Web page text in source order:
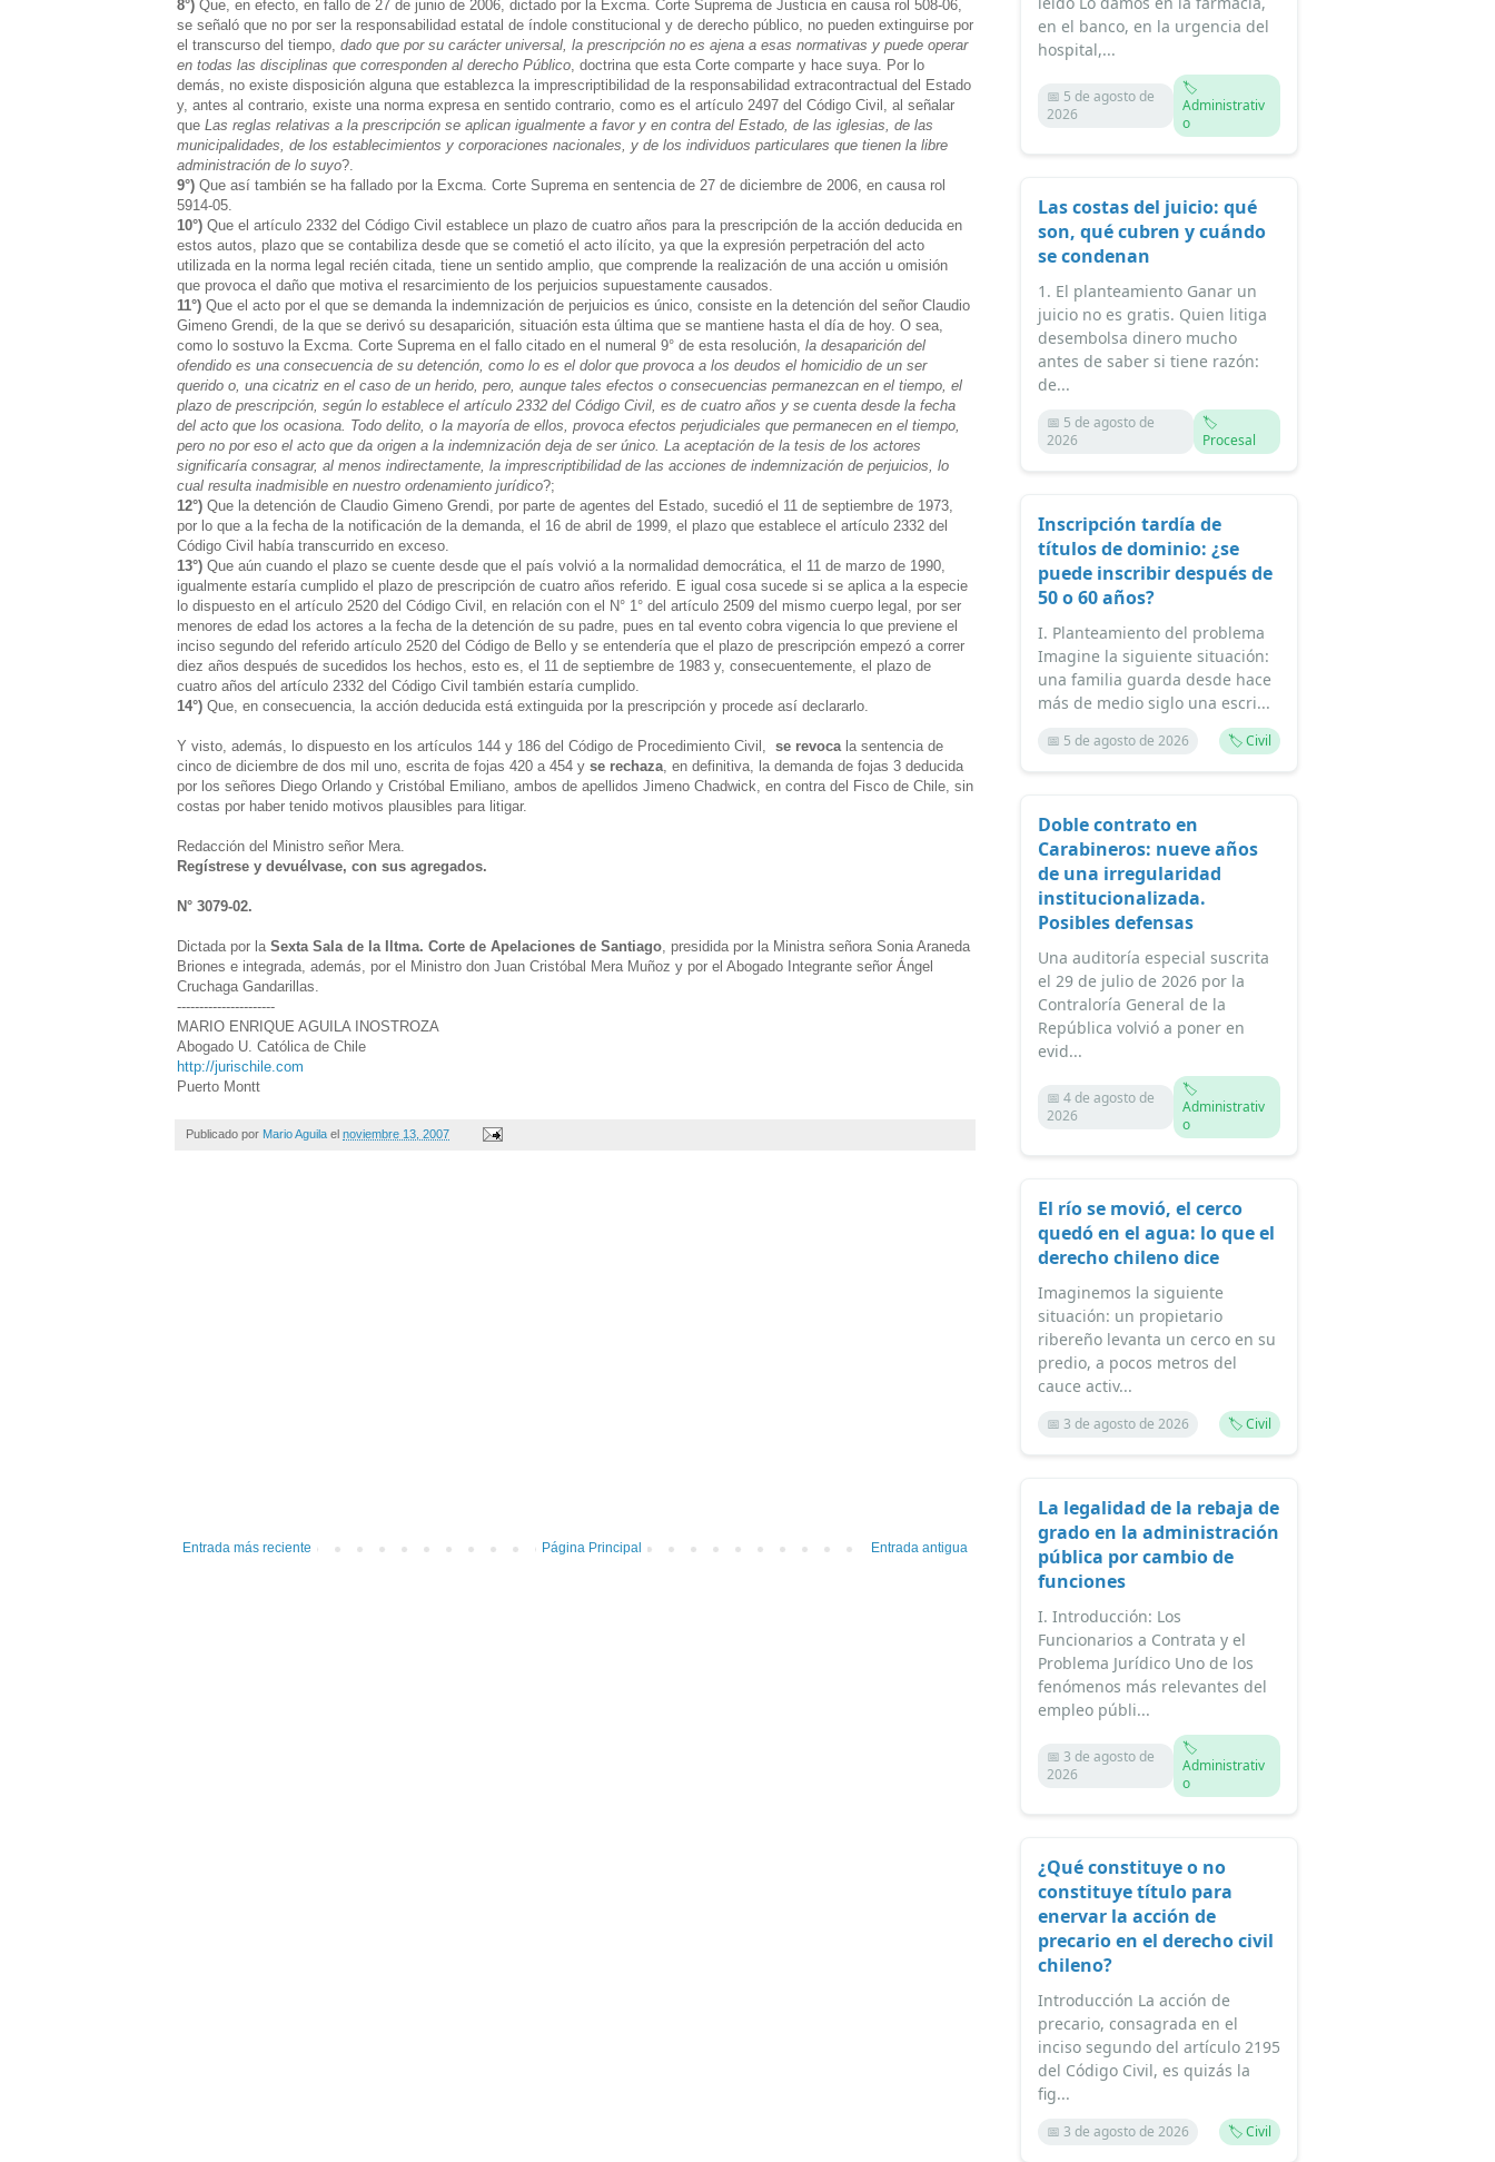
8°) Que, en efecto, en fallo de 27 de junio de 2006, dictado por la Excma. Corte Suprema de Justicia en causa rol 508-06,
se señaló que no por ser la responsabilidad estatal de índole constitucional y de derecho público, no pueden extinguirse por
el transcurso del tiempo, dado que por su carácter universal, la prescripción no es ajena a esas normativas y puede operar
en todas las disciplinas que corresponden al derecho Público , doctrina que esta Corte comparte y hace suya. Por lo
demás, no existe disposición alguna que establezca la imprescriptibilidad de la responsabilidad extracontractual del Estado
y, antes al contrario, existe una norma expresa en sentido contrario, como es el artículo 2497 del Código Civil, al señalar
que Las reglas relativas a la prescripción se aplican igualmente a favor y en contra del Estado, de las iglesias, de las
municipalidades, de los establecimientos y corporaciones nacionales, y de los individuos particulares que tienen la libre
administración de lo suyo?.
9°) Que así también se ha fallado por la Excma. Corte Suprema en sentencia de 27 de diciembre de 2006, en causa rol
5914-05.
10°) Que el artículo 2332 del Código Civil establece un plazo de cuatro años para la prescripción de la acción deducida en
estos autos, plazo que se contabiliza desde que se cometió el acto ilícito, ya que la expresión perpetración del acto
utilizada en la norma legal recién citada, tiene un sentido amplio, que comprende la realización de una acción u omisión
que provoca el daño que motiva el resarcimiento de los perjuicios supuestamente causados.
11°) Que el acto por el que se demanda la indemnización de perjuicios es único, consiste en la detención del señor Claudio
Gimeno Grendi, de la que se derivó su desaparición, situación esta última que se mantiene hasta el día de hoy. O sea,
como lo sostuvo la Excma. Corte Suprema en el fallo citado en el numeral 9° de esta resolución, la desaparición del
ofendido es una consecuencia de su detención, como lo es el dolor que provoca a los deudos el homicidio de un ser
querido o, una cicatriz en el caso de un herido, pero, aunque tales efectos o consecuencias permanezcan en el tiempo, el
plazo de prescripción , según lo establece el artículo 2332 del Código Civil, es de cuatro años y se cuenta desde la fecha
del acto que los ocasiona. Todo delito , o la mayoría de ellos, provoca efectos perjudiciales que permanecen en el tiempo,
pero no por eso el acto que da origen a la indemnización deja de ser único. La aceptación de la tesis de los actores
significaría consagrar, al menos indirectamente, la imprescriptibilidad de las acciones de indemnización de perjuicios, lo
cual resulta inadmisible en nuestro ordenamiento jurídico?;
12°) Que la detención de Claudio Gimeno Grendi, por parte de agentes del Estado, sucedió el 11 de septiembre de 1973,
por lo que a la fecha de la notificación de la demanda, el 16 de abril de 1999, el plazo que establece el artículo 2332 del
Código Civil había transcurrido en exceso.
13°) Que aún cuando el plazo se cuente desde que el país volvió a la normalidad democrática, el 11 de marzo de 1990,
igualmente estaría cumplido el plazo de prescripción de cuatro años referido. E igual cosa sucede si se aplica a la especie
lo dispuesto en el artículo 2520 del Código Civil, en relación con el N° 1° del artículo 2509 del mismo cuerpo legal, por ser
menores de edad los actores a la fecha de la detención de su padre, pues en tal evento cobra vigencia lo que previene el
inciso segundo del referido artículo 2520 del Código de Bello y se entendería que el plazo de prescripción empezó a correr
diez años después de sucedidos los hechos, esto es, el 11 de septiembre de 1983 y, consecuentemente, el plazo de
cuatro años del artículo 2332 del Código Civil también estaría cumplido.
14°) Que, en consecuencia, la acción deducida está extinguida por la prescripción y procede así declararlo.
Y visto, además, lo dispuesto en los artículos 144 y 186 del Código de Procedimiento Civil, se revoca la sentencia de
cinco de diciembre de dos mil uno, escrita de fojas 420 a 454 y se rechaza , en definitiva, la demanda de fojas 3 deducida
por los señores Diego Orlando y Cristóbal Emiliano, ambos de apellidos Jimeno Chadwick, en contra del Fisco de Chile, sin
costas por haber tenido motivos plausibles para litigar.
Redacción del Ministro señor Mera.
Regístrese y devuélvase, con sus agregados.
N° 3079-02.
Dictada por la Sexta Sala de la Iltma. Corte de Apelaciones de Santiago , presidida por la Ministra señora Sonia Araneda
Briones e integrada, además, por el Ministro don Juan Cristóbal Mera Muñoz y por el Abogado Integrante señor Ángel
Cruchaga Gandarillas.
----------------------
MARIO ENRIQUE AGUILA INOSTROZA
Abogado U. Católica de Chile
http://jurischile.com
Puerto Montt
Publicado por Mario Aguila el noviembre 13, 2007
Entrada más reciente Entrada antigua
Página Principal
en el banco, en la urgencia del
hospital,...
📅 5 de agosto de
2026
🏷️
Administrativ
o
Las costas del juicio: qué
son, qué cubren y cuándo
se condenan
1. El planteamiento Ganar un
juicio no es gratis. Quien litiga
desembolsa dinero mucho
antes de saber si tiene razón:
de...
📅 5 de agosto de
2026
🏷️
Procesal
Inscripción tardía de
títulos de dominio: ¿se
puede inscribir después de
50 o 60 años?
I. Planteamiento del problema
Imagine la siguiente situación:
una familia guarda desde hace
más de medio siglo una escri...
📅 5 de agosto de 2026 🏷️ Civil
Doble contrato en
Carabineros: nueve años
de una irregularidad
institucionalizada.
Posibles defensas
Una auditoría especial suscrita
el 29 de julio de 2026 por la
Contraloría General de la
República volvió a poner en
evid...
📅 4 de agosto de
2026
🏷️
Administrativ
o
El río se movió, el cerco
quedó en el agua: lo que el
derecho chileno dice
Imaginemos la siguiente
situación: un propietario
ribereño levanta un cerco en su
predio, a pocos metros del
cauce activ...
📅 3 de agosto de 2026 🏷️ Civil
La legalidad de la rebaja de
grado en la administración
pública por cambio de
funciones
I. Introducción: Los
Funcionarios a Contrata y el
Problema Jurídico Uno de los
fenómenos más relevantes del
empleo públi...
📅 3 de agosto de
2026
🏷️
Administrativ
o
¿Qué constituye o no
constituye título para
enervar la acción de
precario en el derecho civil
chileno?
Introducción La acción de
precario, consagrada en el
inciso segundo del artículo 2195
del Código Civil, es quizás la
fig...
📅 3 de agosto de 2026 🏷️ Civil